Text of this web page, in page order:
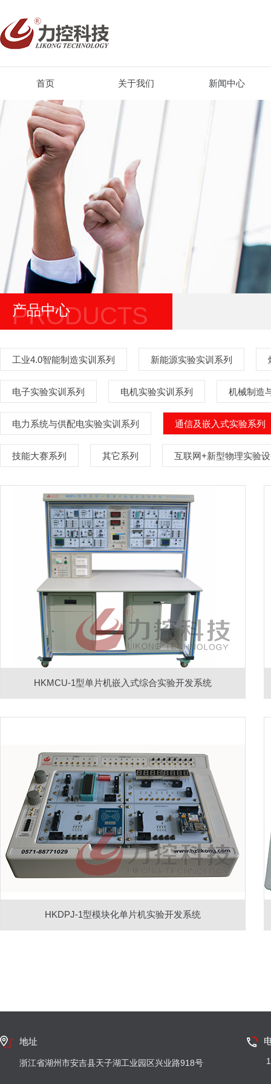
首页 关于我们 新闻中心
产品中心
PRODUCTS
工业4.0智能制造实训系列 新能源实验实训系列
电子实验实训系列 电机实验实训系列 机械制造
电力系统与供配电实验实训系列 通信及嵌入式实验系列
技能大赛系列 其它系列 互联网+新型物理实验
HKMCU-1型单片机嵌入式综合实验开发系统
HKDPJ-1型模块化单片机实验开发系统
地址
浙江省湖州市安吉县天子湖工业园区兴业路918号